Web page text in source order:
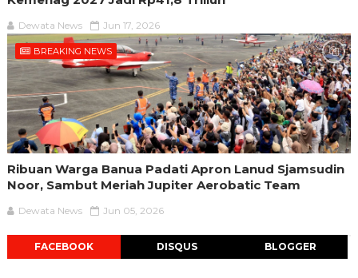
Dewata News Jun 17, 2026
BREAKING NEWS
Ribuan Warga Banua Padati Apron Lanud Sjamsudin
Noor, Sambut Meriah Jupiter Aerobatic Team
Dewata News Jun 05, 2026
FACEBOOK DISQUS BLOGGER